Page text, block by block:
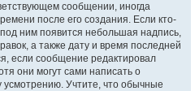
сообщении, иногда
после его создания. Если кто-
ним появится небольшая надпись,
а также дату и время последней
если сообщение редактировал
они могут сами написать о
Учтите, что обычные